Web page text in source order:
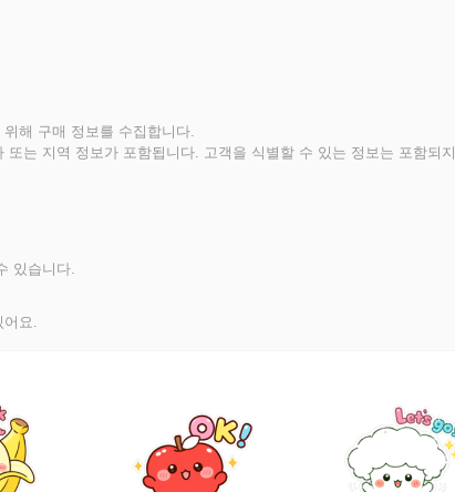
해 구매 정보를 수집합니다.
는 지역 정보가 포함됩니다. 고객을 식별할 수 있는 정보는 포함되지
있습니다.
어요.